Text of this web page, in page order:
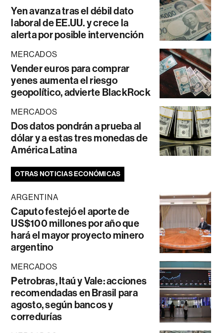
Yen avanza tras el débil dato
laboral de EE.UU. y crece la
alerta por posible intervención
MERCADOS
Vender euros para comprar
yenes aumenta el riesgo
geopolítico, advierte BlackRock
MERCADOS
Dos datos pondrán a prueba al
dólar y a estas tres monedas de
América Latina
OTRAS NOTICIAS ECONÓMICAS
ARGENTINA
Caputo festejó el aporte de
US$100 millones por año que
hará el mayor proyecto minero
argentino
MERCADOS
Petrobras, Itaú y Vale: acciones
recomendadas en Brasil para
agosto, según bancos y
corredurías